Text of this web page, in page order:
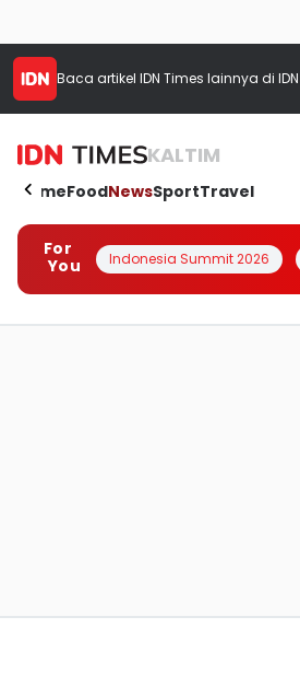
Baca artikel IDN Times lainnya di
KALTIM
HomeFoodNewsSportTravel
For
You
Indonesia Summit 2026